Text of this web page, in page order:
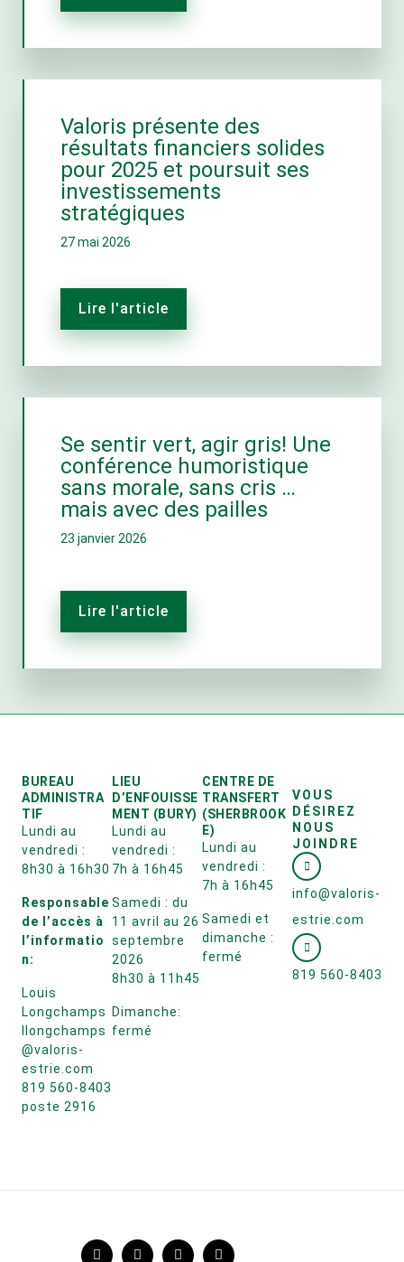
Valoris présente des
résultats financiers solides
pour 2025 et poursuit ses
investissements
stratégiques
27 mai 2026
Lire l'article
Se sentir vert, agir gris! Une
conférence humoristique
sans morale, sans cris …
mais avec des pailles
23 janvier 2026
Lire l'article
BUREAU
ADMINISTRA
TIF
Lundi au
vendredi :
8h30 à 16h30
Responsable
de l’accès à
l’informatio
n:
Louis
Longchamps
llongchamps
@valoris-
estrie.com
819 560-8403
poste 2916
LIEU
D’ENFOUISSE
MENT (BURY)
Lundi au
vendredi :
7h à 16h45
Samedi : du
11 avril au 26
septembre
2026
8h30 à 11h45
Dimanche:
fermé
CENTRE DE
TRANSFERT
(SHERBROOK
E)
Lundi au
vendredi :
7h à 16h45
Samedi et
dimanche :
fermé
VOUS
DÉSIREZ
NOUS
JOINDRE
info@valoris-
estrie.com
819 560-8403